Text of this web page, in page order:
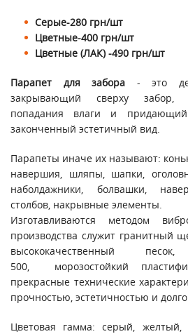
Серые-280 грн/шт
Цветные-400 грн/шт
Цветные (ЛАК) -490 грн/шт
Парапет для забора - это
закрывающий сверху забор,
попадания влаги и
законченный эстетичный вид.
Парапеты иначе их называют:
навершия, шляпы, шапки,
наболдажники, болвашки,
столбов, накрывные элементы.
Изготавливаются методом
производства служит гранитный
высококачественный
500, морозостойкий
прекрасные технические
прочностью, эстетичностью и
Цветовая гамма: серый, желтый,